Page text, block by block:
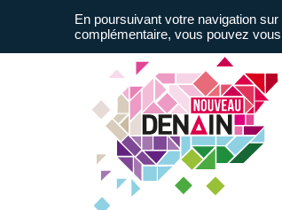
En poursuivant votre navigation
complémentaire, vous pouvez